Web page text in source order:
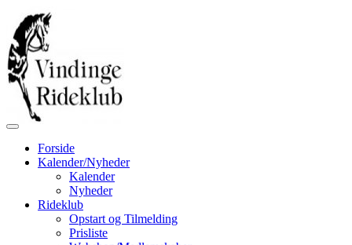
Forside
Kalender/Nyheder
Kalender
Nyheder
Rideklub
Opstart og Tilmelding
Prisliste